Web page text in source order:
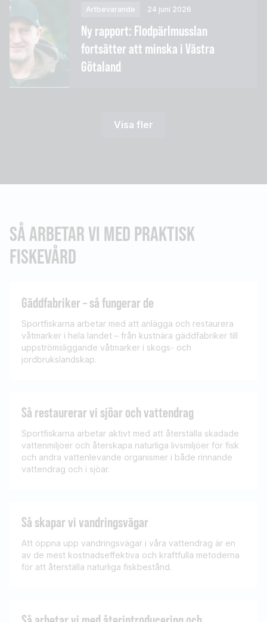
Artbevarande 24 juni 2026
Ny rapport: Flodpärlmusslan
fortsätter att minska i Västra
Götaland
Visa fler
SÅ ARBETAR VI MED PRAKTISK
FISKEVÅRD
Gäddfabriker – så fungerar de
Sportfiskarna arbetar med att anlägga och restaurera
våtmarker i hela landet – från kustnära gäddfabriker till
uppströmsliggande våtmarker i skogs- och
jordbrukslandskap.
Så restaurerar vi sjöar och vattendrag
Sportfiskarna arbetar aktivt med att återställa skadade
vattenmiljöer och återskapa naturliga livsmiljöer för fisk
och andra vattenlevande organismer i både rinnande
vattendrag och i sjöar.
Så skapar vi vandringsvägar
Att öppna upp vandringsvägar i våra vattendrag är en
av de mest kostnadseffektiva och kraftfulla metoderna
för att återställa naturliga fiskbestånd.